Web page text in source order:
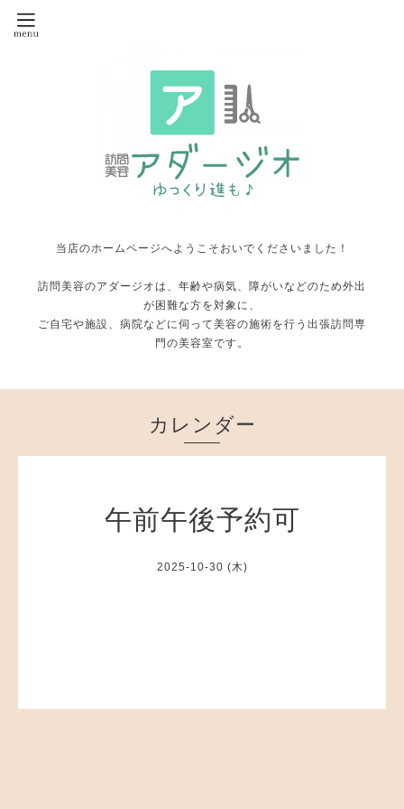
当店のホームページへようこそおいでくださいました！
訪問美容のアダージオは、年齢や病気、障がいなどのため外出
が困難な方を対象に、
ご自宅や施設、病院などに伺って美容の施術を行う出張訪問専
門の美容室です。
カレンダー
午前午後予約可
2025-10-30 (木)